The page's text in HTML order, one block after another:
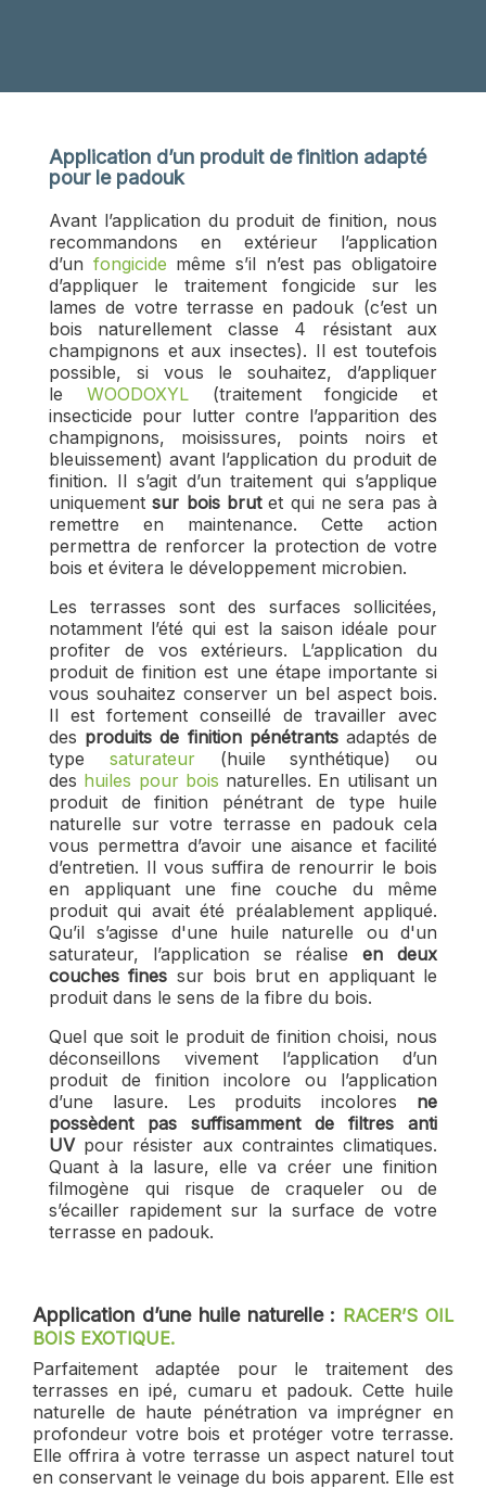
Application d’un produit de finition adapté
pour le padouk
Avant l’application du produit de finition, nous
recommandons en extérieur l’application
d’un fongicide même s’il n’est pas obligatoire
d’appliquer le traitement fongicide sur les
lames de votre terrasse en padouk (c’est un
bois naturellement classe 4 résistant aux
champignons et aux insectes). Il est toutefois
possible, si vous le souhaitez, d’appliquer
le WOODOXYL(traitement fongicide et
insecticide pour lutter contre l’apparition des
champignons, moisissures, points noirs et
bleuissement) avant l’application du produit de
finition. Il s’agit d’un traitement qui s’applique
uniquementsur bois brutet qui ne sera pas à
remettre en maintenance. Cette action
permettra de renforcer la protection de votre
bois et évitera le développement microbien.
Les terrasses sont des surfaces sollicitées,
notamment l’été qui est la saison idéale pour
profiter de vos extérieurs. L’application du
produit de finition est une étape importante si
vous souhaitez conserver un bel aspect bois.
Il est fortement conseillé de travailler avec
des produits de finition pénétrantsadaptés de
type saturateur(huile synthétique) ou
des huiles pour bois naturelles. En utilisant un
produit de finition pénétrant de type huile
naturelle sur votre terrasse en padouk cela
vous permettra d’avoir une aisance et facilité
d’entretien. Il vous suffira de renourrir le bois
en appliquant une fine couche du même
produit qui avait été préalablement appliqué.
Qu’il s’agisse d'une huile naturelle ou d'un
saturateur, l’application se réaliseen deux
couches fines sur bois brut en appliquant le
produit dans le sens de la fibre du bois.
Quel que soit le produit de finition choisi, nous
déconseillons vivement l’application d’un
produit de finition incolore ou l’application
d’une lasure. Les produits incolores ne
possèdent pas suffisamment de filtres anti
UVpour résister aux contraintes climatiques.
Quant à la lasure, elle va créer une finition
filmogène qui risque de craqueler ou de
s’écailler rapidement sur la surface de votre
terrasse en padouk.
Application d’une huile naturelle : RACER’S OIL
BOIS EXOTIQUE.
Parfaitement adaptée pour le traitement des
terrasses en ipé, cumaru et padouk. Cette huile
naturelle de haute pénétration va imprégner en
profondeur votre bois et protéger votre terrasse.
Elle offrira à votre terrasse un aspect naturel tout
en conservant le veinage du bois apparent. Elle est